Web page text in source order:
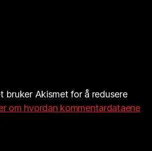
bruker Akismet for å redusere
om hvordan kommentardataene